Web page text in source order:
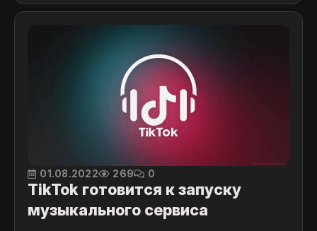
01.08.2022 269 0
TikTok готовится к запуску
музыкального сервиса